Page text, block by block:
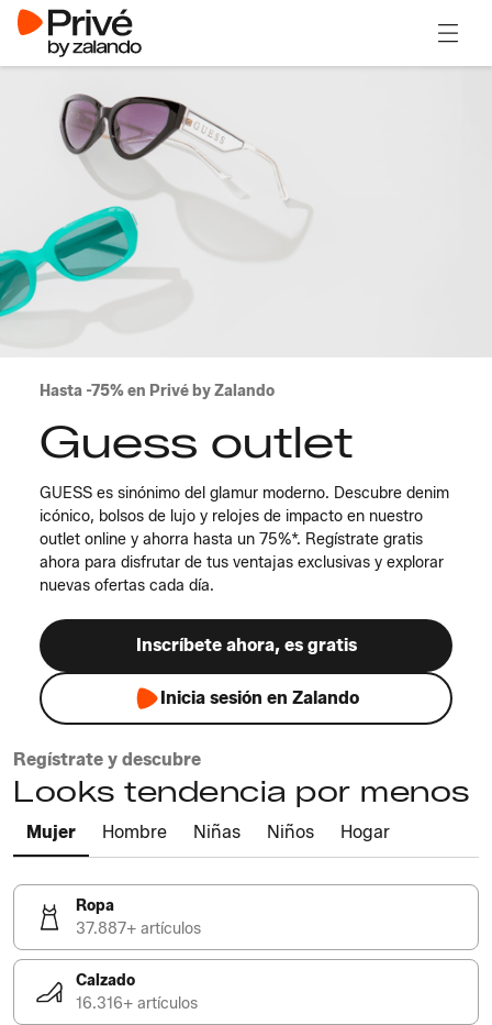
Hasta -75% en Privé by Zalando
Guess outlet
GUESS es sinónimo del glamur moderno. Descubre denim
icónico, bolsos de lujo y relojes de impacto en nuestro
outlet online y ahorra hasta un 75%*. Regístrate gratis
ahora para disfrutar de tus ventajas exclusivas y explorar
nuevas ofertas cada día.
Inscríbete ahora, es gratis
Inicia sesión en Zalando
Regístrate y descubre
Looks tendencia por menos
Mujer Hombre Niñas Niños Hogar
Ropa
37.887+ artículos
Calzado
16.316+ artículos